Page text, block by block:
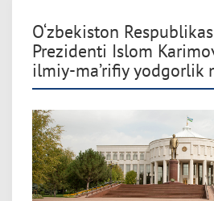
O‘zbekiston
Prezidenti Islom
ilmiy-ma’rifiy yodgorlik